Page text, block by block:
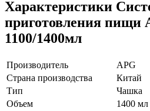
Характеристики
приготовления пищи
1100/1400мл
Производитель
APG
Страна производства
Китай
Тип
Чашка
Объем
1400 мл